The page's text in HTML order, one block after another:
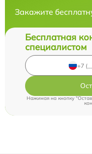
Закажите
Бесплатная
специалистом
Нажимая на кнопку